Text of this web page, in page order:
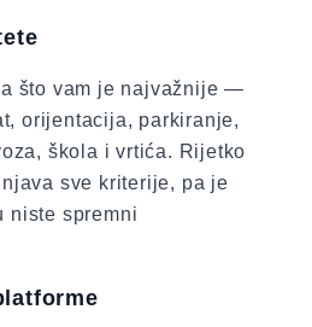
što vam je najvažnije —
orijentacija, parkiranje,
škola i vrtića. Rijetko
sve kriterije, pa je
niste spremni